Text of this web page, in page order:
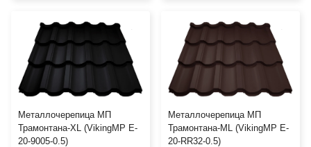
Металлочерепица МП
Трамонтана-XL (VikingMP E-
20-9005-0.5)
Металлочерепица МП
Трамонтана-ML (VikingMP E-
20-RR32-0.5)